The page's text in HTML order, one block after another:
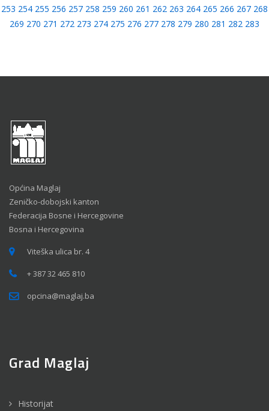
253 254 255 256 257 258 259 260 261 262 263 264 265 266 267 268
269 270 271 272 273 274 275 276 277 278 279 280 281 282 283
Općina Maglaj
Zeničko-dobojski kanton
Federacija Bosne i Hercegovine
Bosna i Hercegovina
Viteška ulica br. 4
+ 387 32 465 810
opcina@maglaj.ba
Grad Maglaj
Historijat